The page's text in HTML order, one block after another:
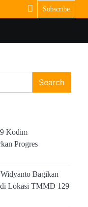
Subscribe
Search
Kodim
Progres
Bagikan
di Lokasi TMMD 129